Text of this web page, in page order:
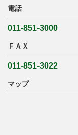
電話
011-851-3000
ＦＡＸ
011-851-3022
マップ